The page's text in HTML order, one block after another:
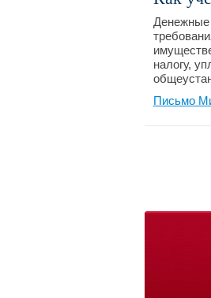
Денежные
налогу,
Письмо